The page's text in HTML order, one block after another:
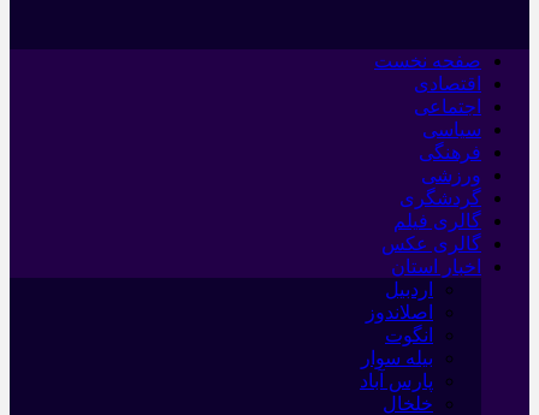
صفحه نخست
اقتصادی
اجتماعی
سیاسی
فرهنگی
ورزشی
گردشگری
گالری فیلم
گالری عکس
اخبار استان
اردبیل
اصلاندوز
انگوت
بیله سوار
پارس آباد
خلخال